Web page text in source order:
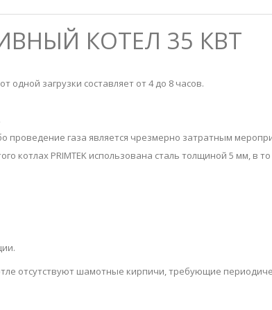
КОТЕЛ 35 КВТ
загрузки составляет от 4 до 8 часов.
проведение газа является чрезмерно затратным
котлах PRIMTEK использована сталь толщиной 5 мм, в
отсутствуют шамотные кирпичи, требующие